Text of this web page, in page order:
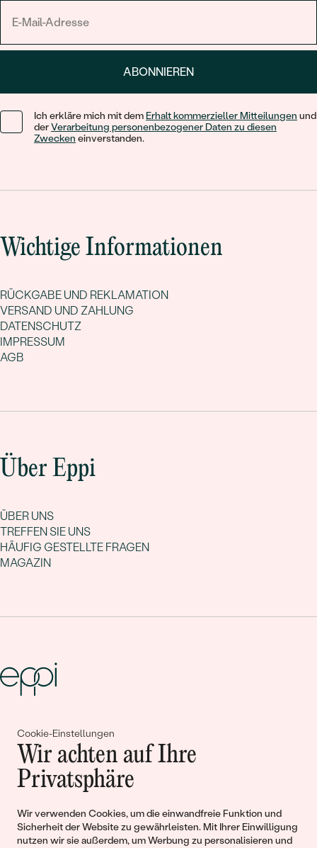
Cookie-Einstellungen
Wir achten auf Ihre
Privatsphäre
Wir verwenden Cookies, um die einwandfreie Funktion und
Sicherheit der Website zu gewährleisten. Mit Ihrer Einwilligung
nutzen wir sie außerdem, um Werbung zu personalisieren und
ABONNIEREN
Ich erkläre mich mit dem Erhalt kommerzieller Mitteilungen und
derVerarbeitung personenbezogener Daten zu diesen
Zwecken einverstanden.
Wichtige Informationen
RÜCKGABE UND REKLAMATION
VERSAND UND ZAHLUNG
DATENSCHUTZ
IMPRESSUM
AGB
Über Eppi
ÜBER UNS
TREFFEN SIE UNS
HÄUFIG GESTELLTE FRAGEN
MAGAZIN
Gemeinsam erschaffen wir
Geschichten von Schönheit und
Liebe
Begleiten Sie uns!